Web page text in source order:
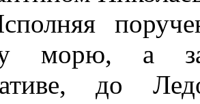
морю, а
до